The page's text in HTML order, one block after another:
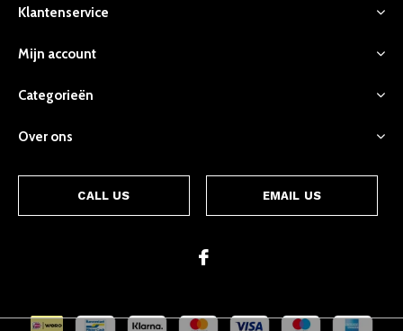
Klantenservice
Mijn account
Categorieën
Over ons
CALL US EMAIL US